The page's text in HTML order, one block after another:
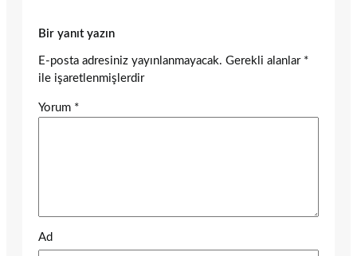
Bir yanıt yazın
E-posta adresiniz yayınlanmayacak. Gerekli alanlar *
ile işaretlenmişlerdir
Yorum *
Ad